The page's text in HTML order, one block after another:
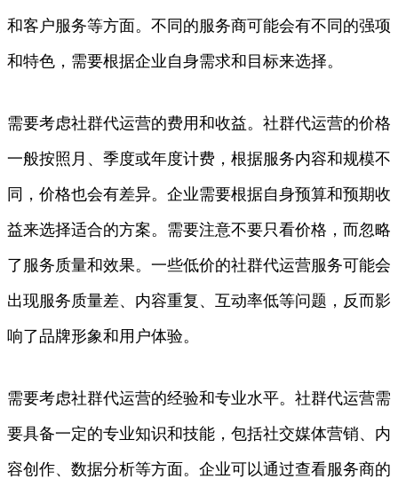
和客户服务等方面。不同的服务商可能会有不同的强项
和特色，需要根据企业自身需求和目标来选择。
需要考虑社群代运营的费用和收益。社群代运营的价格
一般按照月、季度或年度计费，根据服务内容和规模不
同，价格也会有差异。企业需要根据自身预算和预期收
益来选择适合的方案。需要注意不要只看价格，而忽略
了服务质量和效果。一些低价的社群代运营服务可能会
出现服务质量差、内容重复、互动率低等问题，反而影
响了品牌形象和用户体验。
需要考虑社群代运营的经验和专业水平。社群代运营需
要具备一定的专业知识和技能，包括社交媒体营销、内
容创作、数据分析等方面。企业可以通过查看服务商的